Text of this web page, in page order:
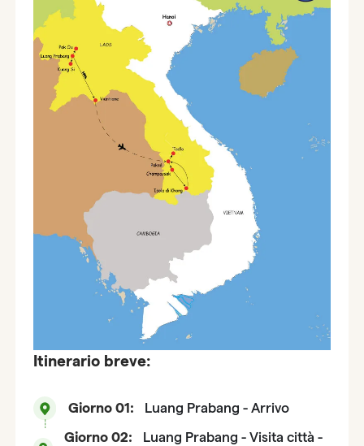
Itinerario breve:
Giorno 01: Luang Prabang - Arrivo
Giorno 02:
Luang Prabang - Visita città -